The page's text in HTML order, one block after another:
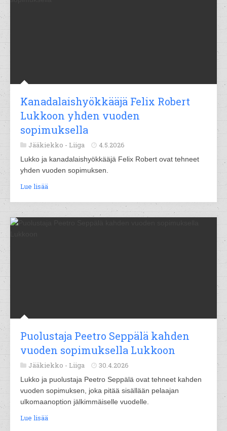
Kanadalaishyökkääjä Felix Robert
Lukkoon yhden vuoden
sopimuksella
Jääkiekko - Liiga 4.5.2026
Lukko ja kanadalaishyökkääjä Felix Robert ovat tehneet
yhden vuoden sopimuksen.
Lue lisää
Puolustaja Peetro Seppälä kahden
vuoden sopimuksella Lukkoon
Jääkiekko - Liiga 30.4.2026
Lukko ja puolustaja Peetro Seppälä ovat tehneet kahden
vuoden sopimuksen, joka pitää sisällään pelaajan
ulkomaanoption jälkimmäiselle vuodelle.
Lue lisää